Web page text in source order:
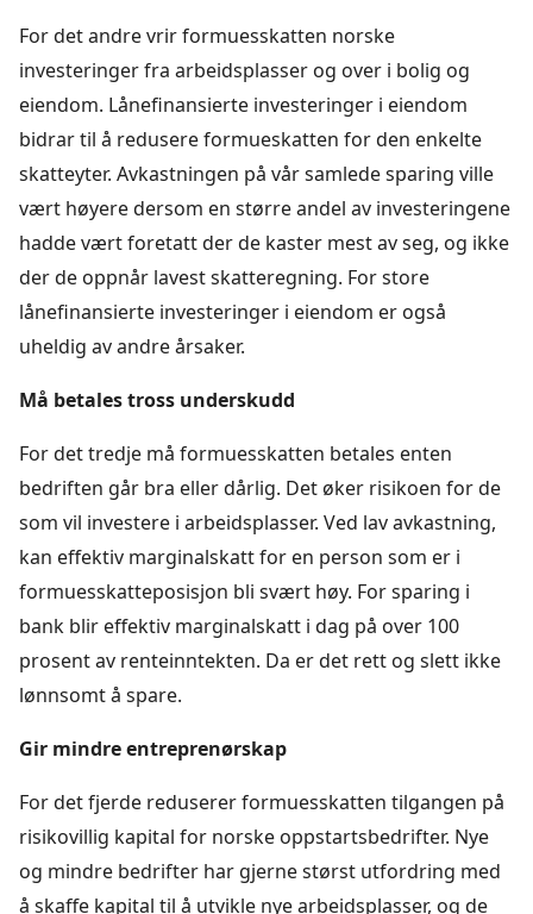
For det andre vrir formuesskatten norske
investeringer fra arbeidsplasser og over i bolig og
eiendom. Lånefinansierte investeringer i eiendom
bidrar til å redusere formueskatten for den enkelte
skatteyter. Avkastningen på vår samlede sparing ville
vært høyere dersom en større andel av investeringene
hadde vært foretatt der de kaster mest av seg, og ikke
der de oppnår lavest skatteregning. For store
lånefinansierte investeringer i eiendom er også
uheldig av andre årsaker.
Må betales tross underskudd
For det tredje må formuesskatten betales enten
bedriften går bra eller dårlig. Det øker risikoen for de
som vil investere i arbeidsplasser. Ved lav avkastning,
kan effektiv marginalskatt for en person som er i
formuesskatteposisjon bli svært høy. For sparing i
bank blir effektiv marginalskatt i dag på over 100
prosent av renteinntekten. Da er det rett og slett ikke
lønnsomt å spare.
Gir mindre entreprenørskap
For det fjerde reduserer formuesskatten tilgangen på
risikovillig kapital for norske oppstartsbedrifter. Nye
og mindre bedrifter har gjerne størst utfordring med
å skaffe kapital til å utvikle nye arbeidsplasser, og de